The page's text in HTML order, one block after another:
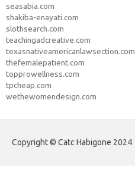
seasabia.com
shakiba-enayati.com
slothsearch.com
teachingadcreative.com
texasnativeamericanlawsection.com
thefemalepatient.com
topprowellness.com
tpcheap.com
wethewomendesign.com
Copyright © Catc Habigone 2024